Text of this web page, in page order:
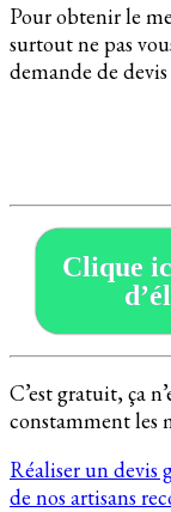
Pour obtenir le
surtout ne pas
demande de
Clique
C’est gratuit, ça
constamment les
Réaliser un devis
de nos artisans